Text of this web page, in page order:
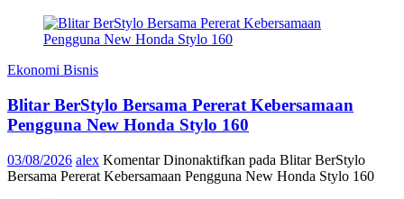
Ekonomi Bisnis
Blitar BerStylo Bersama Pererat Kebersamaan
Pengguna New Honda Stylo 160
03/08/2026 alex Komentar Dinonaktifkan pada Blitar BerStylo
Bersama Pererat Kebersamaan Pengguna New Honda Stylo 160